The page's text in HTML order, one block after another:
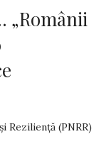
„Românii
Reziliență (PNRR)